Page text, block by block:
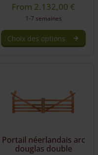
From 2.132,00 €
1-7 semaines
Choix des options
Portail néerlandais arc
douglas double